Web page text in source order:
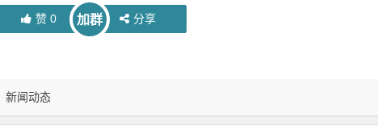
赞0 加群 分享
新闻动态